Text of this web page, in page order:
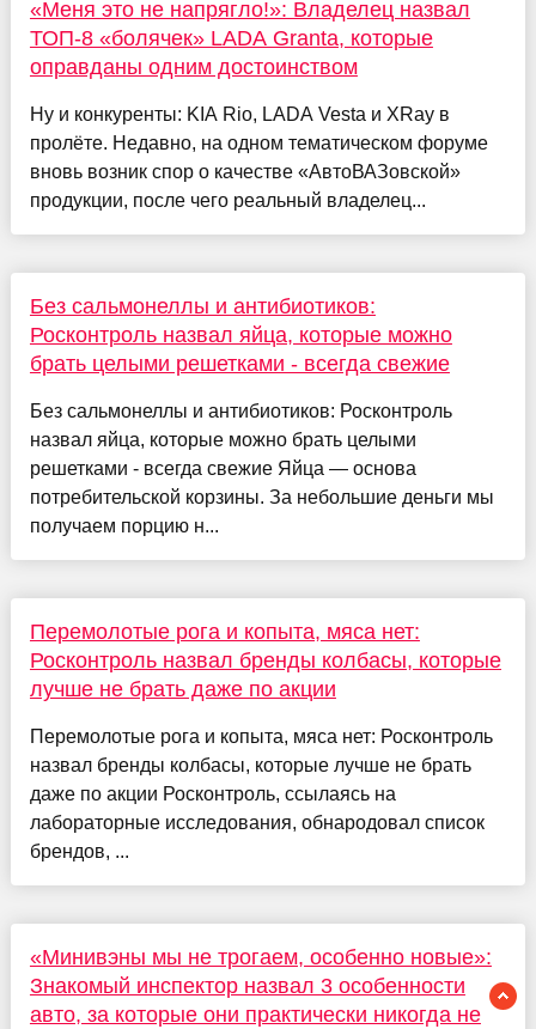
«Меня это не напрягло!»: Владелец назвал
ТОП-8 «болячек» LADA Granta, которые
оправданы одним достоинством
Ну и конкуренты: KIA Rio, LADA Vesta и XRay в
пролёте. Недавно, на одном тематическом форуме
вновь возник спор о качестве «АвтоВАЗовской»
продукции, после чего реальный владелец...
Без сальмонеллы и антибиотиков:
Росконтроль назвал яйца, которые можно
брать целыми решетками - всегда свежие
Без сальмонеллы и антибиотиков: Росконтроль
назвал яйца, которые можно брать целыми
решетками - всегда свежие Яйца — основа
потребительской корзины. За небольшие деньги мы
получаем порцию н...
Перемолотые рога и копыта, мяса нет:
Росконтроль назвал бренды колбасы, которые
лучше не брать даже по акции
Перемолотые рога и копыта, мяса нет: Росконтроль
назвал бренды колбасы, которые лучше не брать
даже по акции Росконтроль, ссылаясь на
лабораторные исследования, обнародовал список
брендов, ...
«Минивэны мы не трогаем, особенно новые»:
Знакомый инспектор назвал 3 особенности
авто, за которые они практически никогда не